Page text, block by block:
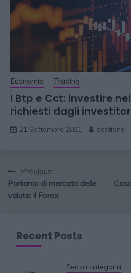
Economia Trading
I Btp e Cct: investire
richiesti dagli
21 Settembre 2021 gestione
Previous:
Parliamo di mercato delle
valute: il Forex
Recent Posts
Senza categoria